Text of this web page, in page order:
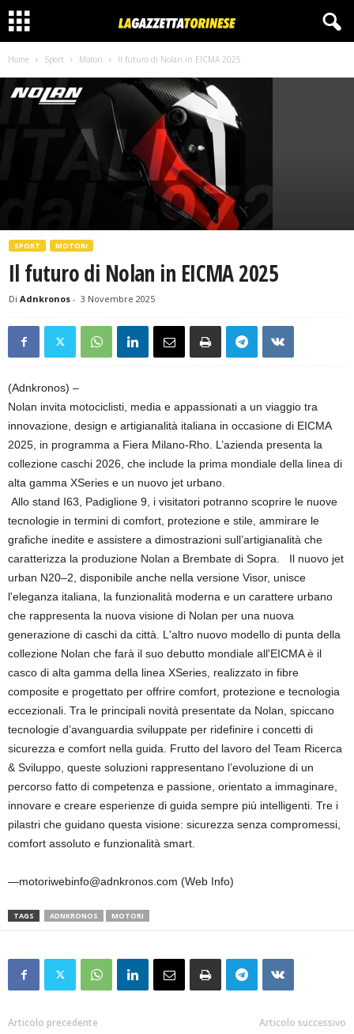
Home Sport Motori Il futuro di Nolan in EICMA 2025
SPORT MOTORI
Il futuro di Nolan in EICMA 2025
Di Adnkronos - 3 Novembre 2025
(Adnkronos) –
Nolan invita motociclisti, media e appassionati a un viaggio tra
innovazione, design e artigianalità italiana in occasione di EICMA
2025, in programma a Fiera Milano-Rho. L’azienda presenta la
collezione caschi 2026, che include la prima mondiale della linea di
alta gamma XSeries e un nuovo jet urbano.
Allo stand I63, Padiglione 9, i visitatori potranno scoprire le nuove
tecnologie in termini di comfort, protezione e stile, ammirare le
grafiche inedite e assistere a dimostrazioni sull’artigianalità che
caratterizza la produzione Nolan a Brembate di Sopra. Il nuovo jet
urban N20–2, disponibile anche nella versione Visor, unisce
l'eleganza italiana, la funzionalità moderna e un carattere urbano
che rappresenta la nuova visione di Nolan per una nuova
generazione di caschi da città. L'altro nuovo modello di punta della
collezione Nolan che farà il suo debutto mondiale all'EICMA è il
casco di alta gamma della linea XSeries, realizzato in fibre
composite e progettato per offrire comfort, protezione e tecnologia
eccezionali. Tra le principali novità presentate da Nolan, spiccano
tecnologie d’avanguardia sviluppate per ridefinire i concetti di
sicurezza e comfort nella guida. Frutto del lavoro del Team Ricerca
& Sviluppo, queste soluzioni rappresentano l’evoluzione di un
percorso fatto di competenza e passione, orientato a immaginare,
innovare e creare esperienze di guida sempre più intelligenti. Tre i
pilastri che guidano questa visione: sicurezza senza compromessi,
comfort assoluto e funzionalità smart.
—motoriwebinfo@adnkronos.com (Web Info)
TAGS ADNKRONOS MOTORI
Articolo precedente Articolo successivo